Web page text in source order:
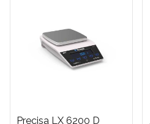
Precisa LX 6200 D